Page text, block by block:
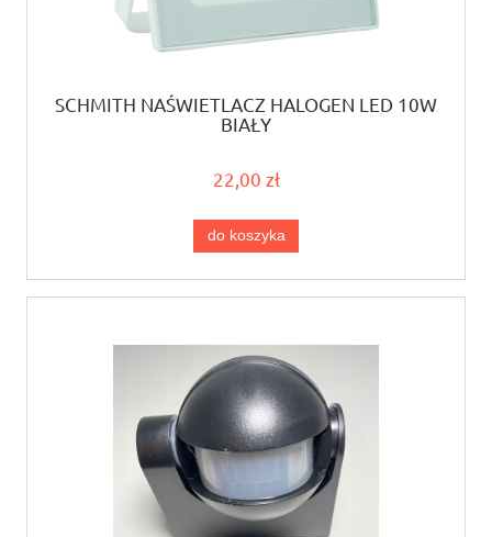
SCHMITH NAŚWIETLACZ HALOGEN LED 10W
BIAŁY
22,00 zł
do koszyka